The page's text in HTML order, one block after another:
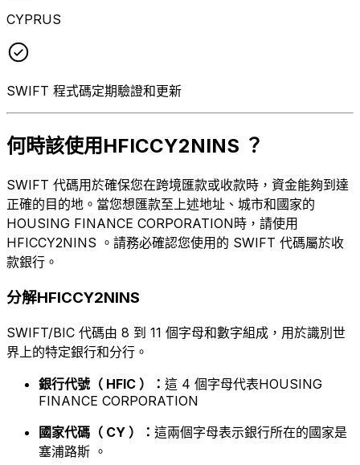
CYPRUS
SWIFT 程式碼定期驗證和更新
何時該使用HFICCY2NINS ？
SWIFT 代碼用於確保您在跨境匯款或收款時，資金能夠到達
正確的目的地。當您想匯款至上述地址、城市和國家的
HOUSING FINANCE CORPORATION時，請使用
HFICCY2NINS 。請務必確認您使用的 SWIFT 代碼屬於收
款銀行。
分解HFICCY2NINS
SWIFT/BIC 代碼由 8 到 11 個字母和數字組成，用於識別世
界上的特定銀行和分行。
銀行代號（ HFIC ）： 這 4 個字母代表HOUSING
FINANCE CORPORATION
國家代碼（ CY ）： 這兩個字母表示銀行所在的國家是
塞浦路斯 。